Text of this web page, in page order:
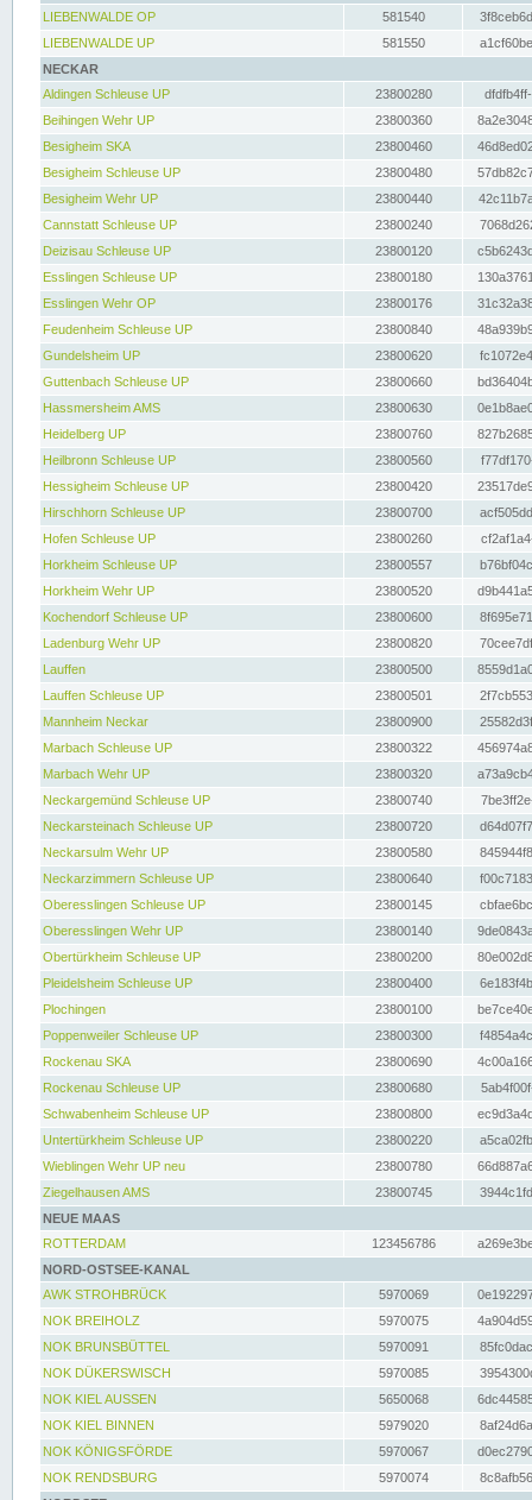
LIEBENWALDE OP
581540
LIEBENWALDE UP
581550
NECKAR
Aldingen Schleuse UP
23800280
Beihingen Wehr UP
23800360
Besigheim SKA
23800460
Besigheim Schleuse UP
23800480
Besigheim Wehr UP
23800440
Cannstatt Schleuse UP
23800240
Deizisau Schleuse UP
23800120
Esslingen Schleuse UP
23800180
Esslingen Wehr OP
23800176
Feudenheim Schleuse UP
23800840
Gundelsheim UP
23800620
Guttenbach Schleuse UP
23800660
Hassmersheim AMS
23800630
Heidelberg UP
23800760
Heilbronn Schleuse UP
23800560
Hessigheim Schleuse UP
23800420
Hirschhorn Schleuse UP
23800700
Hofen Schleuse UP
23800260
Horkheim Schleuse UP
23800557
Horkheim Wehr UP
23800520
Kochendorf Schleuse UP
23800600
Ladenburg Wehr UP
23800820
Lauffen
23800500
Lauffen Schleuse UP
23800501
Mannheim Neckar
23800900
Marbach Schleuse UP
23800322
Marbach Wehr UP
23800320
Neckargemünd Schleuse UP
23800740
Neckarsteinach Schleuse UP
23800720
Neckarsulm Wehr UP
23800580
Neckarzimmern Schleuse UP
23800640
Oberesslingen Schleuse UP
23800145
Oberesslingen Wehr UP
23800140
Obertürkheim Schleuse UP
23800200
Pleidelsheim Schleuse UP
23800400
Plochingen
23800100
Poppenweiler Schleuse UP
23800300
Rockenau SKA
23800690
Rockenau Schleuse UP
23800680
Schwabenheim Schleuse UP
23800800
Untertürkheim Schleuse UP
23800220
Wieblingen Wehr UP neu
23800780
Ziegelhausen AMS
23800745
NEUE MAAS
ROTTERDAM
123456786
NORD-OSTSEE-KANAL
AWK STROHBRÜCK
5970069
NOK BREIHOLZ
5970075
NOK BRUNSBÜTTEL
5970091
NOK DÜKERSWISCH
5970085
NOK KIEL AUSSEN
5650068
NOK KIEL BINNEN
5979020
NOK KÖNIGSFÖRDE
5970067
NOK RENDSBURG
5970074